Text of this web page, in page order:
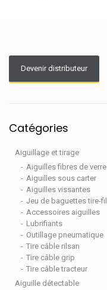
Devenir distributeur
Catégories
Aiguillage et tirage
Aiguilles fibres de verre
Aiguilles sous carter
Aiguilles vissantes
Jeu de baguettes tire-fil
Accessoires aiguilles
Lubrifiants
Outillage pneumatique
Tire câble rilsan
Tire câble grip
Tire câble tracteur
Aiguille détectable